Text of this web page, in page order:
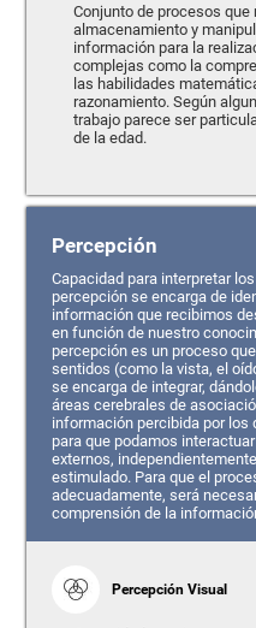
Conjunto de procesos que
almacenamiento y
información para la
complejas como la
las habilidades
razonamiento. Según
trabajo parece ser
de la edad.
Percepción
Capacidad para interpretar
percepción se encarga de
información que recibimos
en función de nuestro
percepción es un proceso
sentidos (como la vista, el
se encarga de integrar,
áreas cerebrales de
información percibida por
para que podamos
externos,
estimulado. Para que el
adecuadamente, será
comprensión de la
Percepción Visual